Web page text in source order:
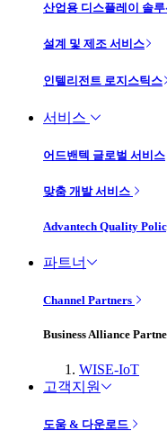
산업용 디스플레이 솔루
설계 및 제조 서비스
인텔리전트 로지스틱스
서비스
어드밴텍 글로벌 서비스
맞춤 개발 서비스
Advantech Quality
파트너
Channel Partners
Business Alliance
WISE-IoT
고객지원
도움 & 다운로드